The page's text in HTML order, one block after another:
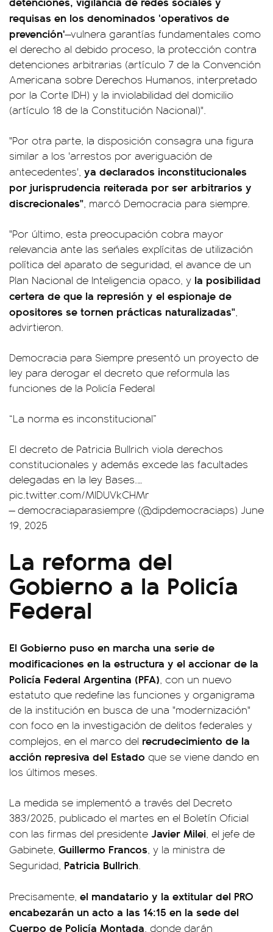
requisas en los denominados 'operativos de
prevención'—vulnera garantías fundamentales como
el derecho al debido proceso, la protección contra
detenciones arbitrarias (artículo 7 de la Convención
Americana sobre Derechos Humanos, interpretado
por la Corte IDH) y la inviolabilidad del domicilio
(artículo 18 de la Constitución Nacional)".
"Por otra parte, la disposición consagra una figura
similar a los 'arrestos por averiguación de
antecedentes', ya declarados inconstitucionales
por jurisprudencia reiterada por ser arbitrarios y
discrecionales", marcó Democracia para siempre.
"Por último, esta preocupación cobra mayor
relevancia ante las señales explícitas de utilización
política del aparato de seguridad, el avance de un
Plan Nacional de Inteligencia opaco, y la posibilidad
certera de que la represión y el espionaje de
opositores se tornen prácticas naturalizadas",
advirtieron.
Democracia para Siempre presentó un proyecto de
ley para derogar el decreto que reformula las
funciones de la Policía Federal
“La norma es inconstitucional”
El decreto de Patricia Bullrich viola derechos
constitucionales y además excede las facultades
delegadas en la ley Bases.…
pic.twitter.com/MlDUVkCHMr
— democraciaparasiempre (@dipdemocraciaps) June
19, 2025
La reforma del
Gobierno a la Policía
Federal
El Gobierno puso en marcha una serie de
modificaciones en la estructura y el accionar de la
Policía Federal Argentina (PFA), con un nuevo
estatuto que redefine las funciones y organigrama
de la institución en busca de una "modernización"
con foco en la investigación de delitos federales y
complejos, en el marco del recrudecimiento de la
acción represiva del Estado que se viene dando en
los últimos meses.
La medida se implementó a través del Decreto
383/2025, publicado el martes en el Boletín Oficial
con las firmas del presidente Javier Milei, el jefe de
Gabinete, Guillermo Francos, y la ministra de
Seguridad, Patricia Bullrich.
Precisamente, el mandatario y la extitular del PRO
encabezarán un acto a las 14:15 en la sede del
Cuerpo de Policía Montada, donde darán